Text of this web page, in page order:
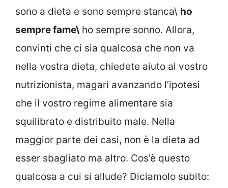
sono a dieta e sono sempre stanca\ ho
sempre fame\ ho sempre sonno. Allora,
convinti che ci sia qualcosa che non va
nella vostra dieta, chiedete aiuto al vostro
nutrizionista, magari avanzando l’ipotesi
che il vostro regime alimentare sia
squilibrato e distribuito male. Nella
maggior parte dei casi, non è la dieta ad
esser sbagliato ma altro. Cos’è questo
qualcosa a cui si allude? Diciamolo subito: